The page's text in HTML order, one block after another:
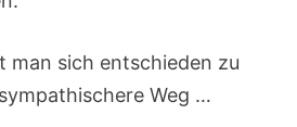
man sich entschieden zu
Weg …